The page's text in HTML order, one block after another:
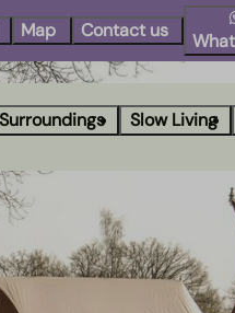
Map Contact us
Surroundings Slow Living